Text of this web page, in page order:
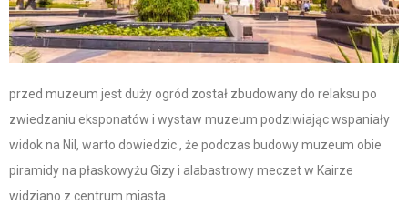
przed muzeum jest duży ogród został zbudowany do relaksu po
zwiedzaniu eksponatów i wystaw muzeum podziwiając wspaniały
widok na Nil, warto dowiedzic , że podczas budowy muzeum obie
piramidy na płaskowyżu Gizy i alabastrowy meczet w Kairze
widziano z centrum miasta.